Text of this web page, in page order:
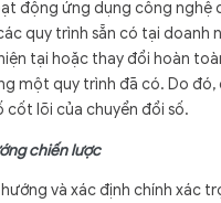
động ứng dụng công nghệ
quy trình sẵn có tại doanh
tại hoặc thay đổi hoàn
một quy trình đã có. Do đó,
cốt lõi của chuyển đổi số.
chiến lược
và xác định chính xác